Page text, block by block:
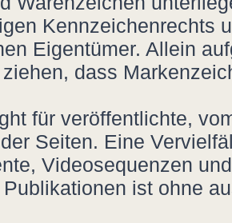
Kennzeichenrechts
Eigentümer. Allein
dass
für veröffentlichte,
Seiten. Eine
Videosequenzen
ist ohne